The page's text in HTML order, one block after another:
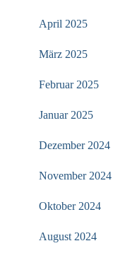
April 2025
März 2025
Februar 2025
Januar 2025
Dezember 2024
November 2024
Oktober 2024
August 2024